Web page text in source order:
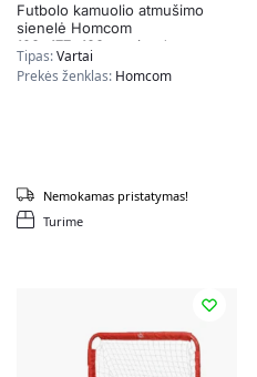
Futbolo kamuolio atmušimo
sienelė Homcom
123x177x183cm., juodos
spalvos
Tipas:Vartai
Prekės ženklas: Homcom
Turime
Nemokamas pristatymas!